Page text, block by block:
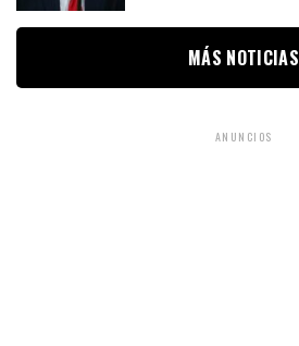
MÁS NOTICIAS
ANUNCIOS